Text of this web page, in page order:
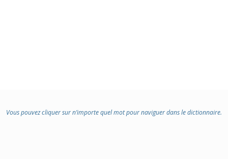
Vous pouvez cliquer sur n’importe quel mot pour naviguer dans le dictionnaire.